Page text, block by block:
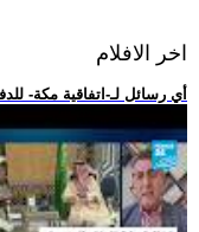
اخر الافلام
.. أي رسائل لـ-اتفاقية مكة-